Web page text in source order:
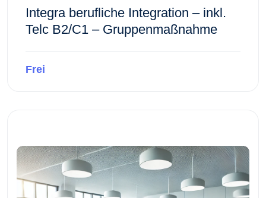
Integra berufliche Integration – inkl.
Telc B2/C1 – Gruppenmaßnahme
Frei